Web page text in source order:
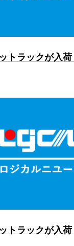
トラックが入荷
トラックが入荷